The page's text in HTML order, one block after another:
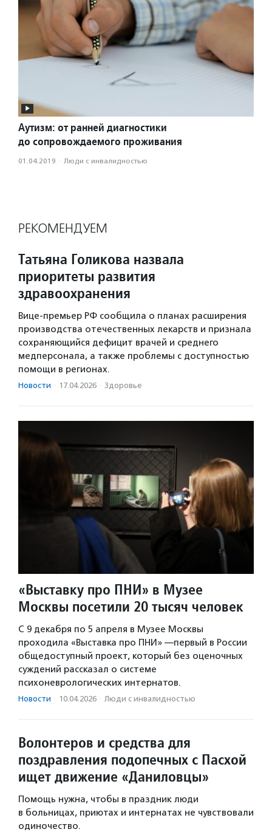
Аутизм: от ранней диагностики
до сопровождаемого проживания
01.04.2019 · Люди с инвалидностью
РЕКОМЕНДУЕМ
Татьяна Голикова назвала
приоритеты развития
здравоохранения
Вице-премьер РФ сообщила о планах расширения
производства отечественных лекарств и признала
сохраняющийся дефицит врачей и среднего
медперсонала, а также проблемы с доступностью
помощи в регионах.
Новости · 17.04.2026 · Здоровье
«Выставку про ПНИ» в Музее
Москвы посетили 20 тысяч человек
С 9 декабря по 5 апреля в Музее Москвы
проходила «Выставка про ПНИ» —первый в России
общедоступный проект, который без оценочных
суждений рассказал о системе
психоневрологических интернатов.
Новости · 10.04.2026 · Люди с инвалидностью
Волонтеров и средства для
поздравления подопечных с Пасхой
ищет движение «Даниловцы»
Помощь нужна, чтобы в праздник люди
в больницах, приютах и интернатах не чувствовали
одиночество.